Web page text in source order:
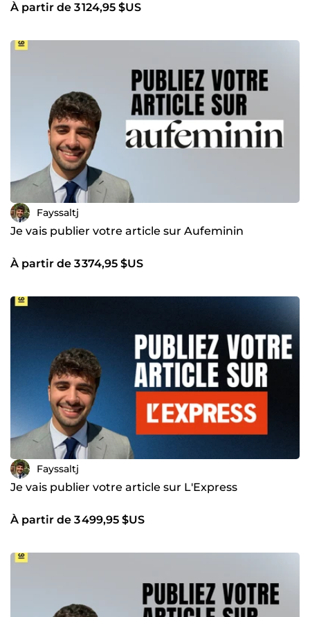
À partir de 3 124,95 $US
Fayssaltj
Je vais publier votre article sur Aufeminin
À partir de 3 374,95 $US
Fayssaltj
Je vais publier votre article sur L'Express
À partir de 3 499,95 $US